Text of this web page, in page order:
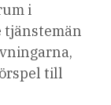
i
tjänstemän
till